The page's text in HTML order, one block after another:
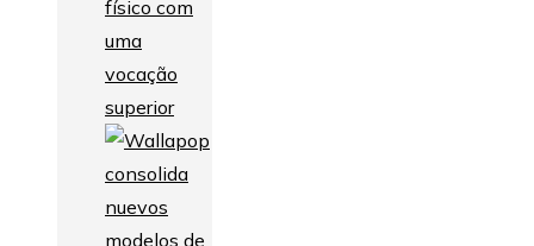
físico com
uma
vocação
superior